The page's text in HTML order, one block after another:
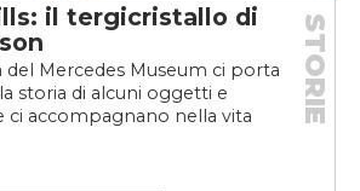
il tergicristallo di
del Mercedes Museum ci porta
storia di alcuni oggetti e
accompagnano nella vita
STORIE